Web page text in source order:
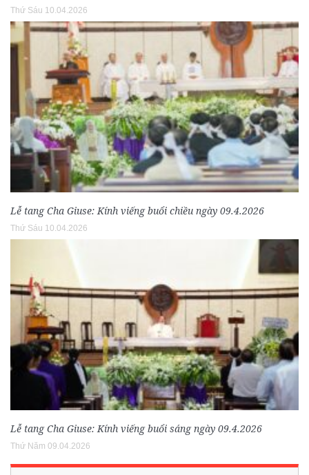
Thứ Sáu 10.04.2026
Lễ tang Cha Giuse: Kính viếng buổi chiều ngày 09.4.2026
Thứ Sáu 10.04.2026
Lễ tang Cha Giuse: Kính viếng buổi sáng ngày 09.4.2026
Thứ Năm 09.04.2026